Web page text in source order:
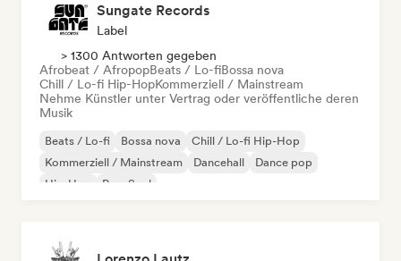
Sungate Records
Label
> 1300 Antworten gegeben
Afrobeat / AfropopBeats / Lo-fiBossa nova
Chill / Lo-fi Hip-HopKommerziell / Mainstream
Nehme Künstler unter Vertrag oder veröffentliche deren
Musik
Beats / Lo-fi Bossa nova
Chill / Lo-fi Hip-Hop
Kommerziell / Mainstream
Dancehall
Dance pop
Hip-Hop
Pop-Soul